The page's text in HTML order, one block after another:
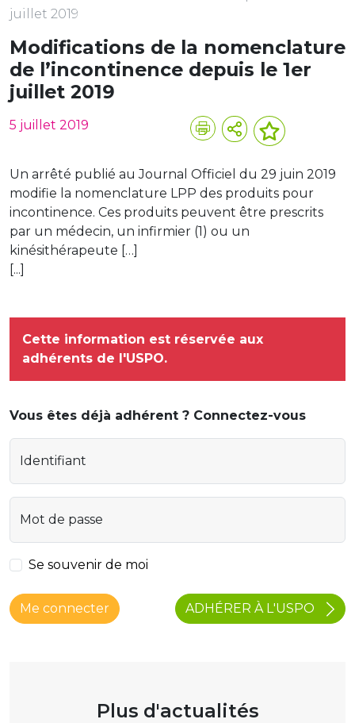
juillet 2019
Modifications de la nomenclature
de l’incontinence depuis le 1er
juillet 2019
5 juillet 2019
Un arrêté publié au Journal Officiel du 29 juin 2019
modifie la nomenclature LPP des produits pour
incontinence. Ces produits peuvent être prescrits
par un médecin, un infirmier (1) ou un
kinésithérapeute […]
[...]
Cette information est réservée aux
adhérents de l'USPO.
Vous êtes déjà adhérent ? Connectez-vous
Identifiant
Mot de passe
Se souvenir de moi
Me connecter ADHÉRER À L'USPO
Plus d'actualités